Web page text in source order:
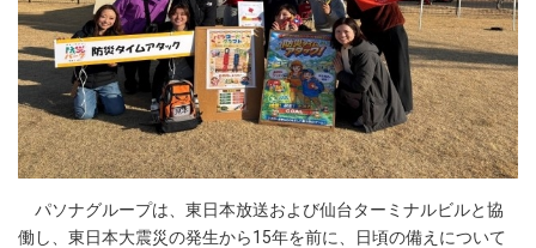
パソナグループは、東日本放送および仙台ターミナルビルと協
働し、東日本大震災の発生から15年を前に、日頃の備えについて